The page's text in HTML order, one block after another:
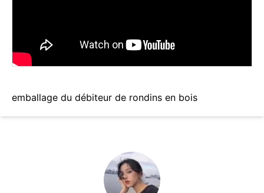
emballage du débiteur de rondins en bois